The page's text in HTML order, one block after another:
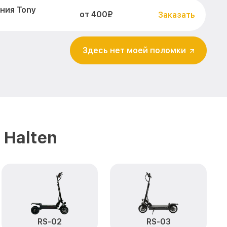
Tony
от 400₽ Заказать
от 900₽ Заказать
Halten
Здесь нет моей поломки
RS-02 RS-03